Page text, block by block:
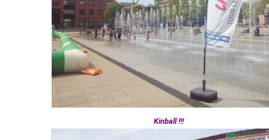
Kinball !!!